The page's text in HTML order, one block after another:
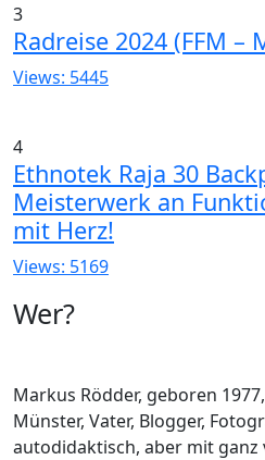
3
Radreise 2024 (FFM –
Views: 5445
4
Ethnotek Raja 30
Meisterwerk an
mit Herz!
Views: 5169
Wer?
Markus Rödder, geboren
Münster, Vater, Blogger,
autodidaktisch, aber mit ganz